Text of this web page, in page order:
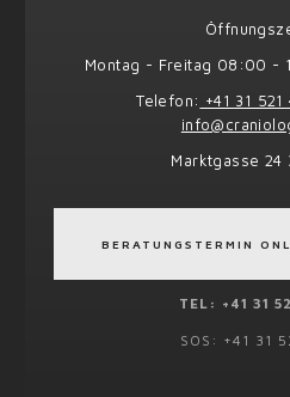
Montag - Freitag 08:00 -
Telefon: +41 31
Marktgasse 24
BERATUNGSTERMIN
TEL: +41 31
SOS: +41 31